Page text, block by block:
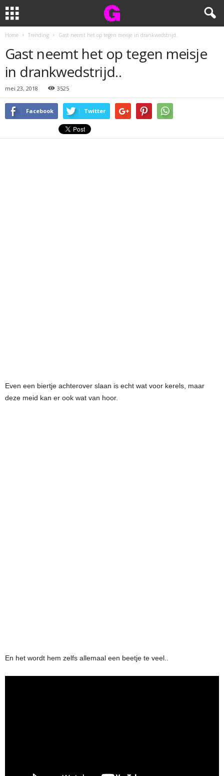
Home Trending Gast neemt het op tegen meisje in drankwedstrijd..
Gast neemt het op tegen meisje
in drankwedstrijd..
mei 23, 2018 3525
Facebook Twitter
Even een biertje achterover slaan is echt wat voor kerels, maar
deze meid kan er ook wat van hoor.
En het wordt hem zelfs allemaal een beetje te veel..